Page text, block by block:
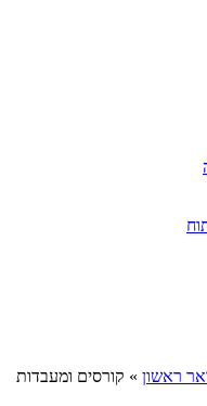
ראשון » קורסים ומעבדות